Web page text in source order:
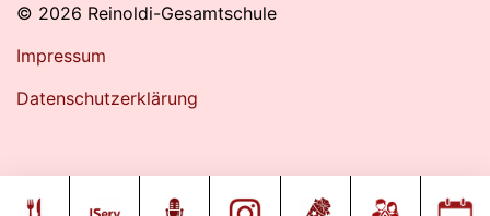
© 2026 Reinoldi-Gesamtschule
Impressum
Datenschutzerklärung